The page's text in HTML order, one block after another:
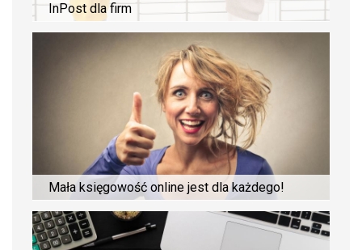
InPost dla firm
Mała księgowość online jest dla każdego!